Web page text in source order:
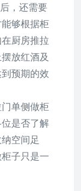
，还需要
够根据柜
厨房推拉
放红酒及
预期的效
单侧做柜
是否了解
空间足
子只是一